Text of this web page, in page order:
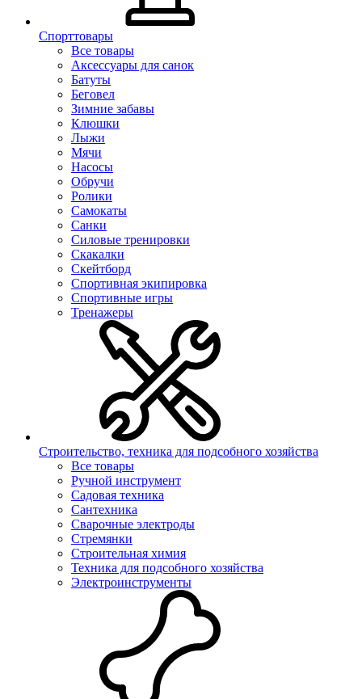
Спорттовары
Все товары
Аксессуары для санок
Батуты
Беговел
Зимние забавы
Клюшки
Лыжи
Мячи
Насосы
Обручи
Ролики
Самокаты
Санки
Силовые тренировки
Скакалки
Скейтборд
Спортивная экипировка
Спортивные игры
Тренажеры
Строительство, техника для подсобного хозяйства
Все товары
Ручной инструмент
Садовая техника
Сантехника
Сварочные электроды
Стремянки
Строительная химия
Техника для подсобного хозяйства
Электроинструменты